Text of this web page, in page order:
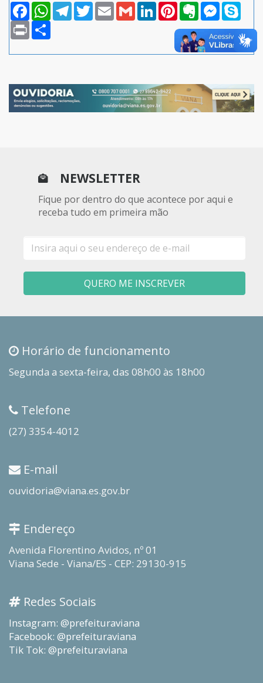
FacebookWhatsAppTelegramTwitterEmail Gmail LinkedInPinterestEvernoteMessenger
Print
NEWSLETTER
Fique por dentro do que acontece por aqui e
receba tudo em primeira mão
mail
QUERO ME INSCREVER
Horário de funcionamento
Segunda a sexta-feira, das 08h00 às 18h00
Telefone
(27) 3354-4012
E-mail
ouvidoria@viana.es.gov.br
Endereço
Avenida Florentino Avidos, nº 01
Viana Sede - Viana/ES - CEP: 29130-915
Redes Sociais
Instagram: @prefeituraviana
Facebook: @prefeituraviana
Tik Tok: @prefeituraviana